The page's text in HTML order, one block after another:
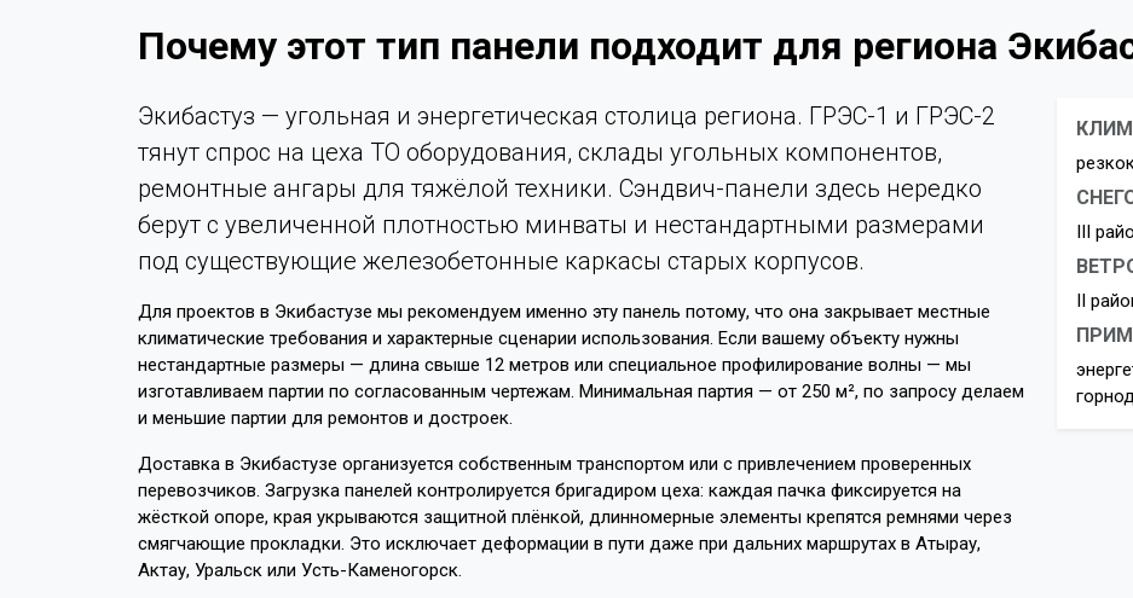
Почему этот тип панели подходит для региона
Экибастуз — угольная и энергетическая столица региона. ГРЭС-1 и ГРЭС-2
тянут спрос на цеха ТО оборудования, склады угольных компонентов,
ремонтные ангары для тяжёлой техники. Сэндвич-панели здесь нередко
берут с увеличенной плотностью минваты и нестандартными размерами
под существующие железобетонные каркасы старых корпусов.
Для проектов в Экибастузе мы рекомендуем именно эту панель потому, что она закрывает местные
климатические требования и характерные сценарии использования. Если вашему объекту нужны
нестандартные размеры — длина свыше 12 метров или специальное профилирование волны — мы
изготавливаем партии по согласованным чертежам. Минимальная партия — от 250 м², по запросу делаем
и меньшие партии для ремонтов и достроек.
Доставка в Экибастузе организуется собственным транспортом или с привлечением проверенных
перевозчиков. Загрузка панелей контролируется бригадиром цеха: каждая пачка фиксируется на
жёсткой опоре, края укрываются защитной плёнкой, длинномерные элементы крепятся ремнями через
смягчающие прокладки. Это исключает деформации в пути даже при дальних маршрутах в Атырау,
Актау, Уральск или Усть-Каменогорск.
III
II